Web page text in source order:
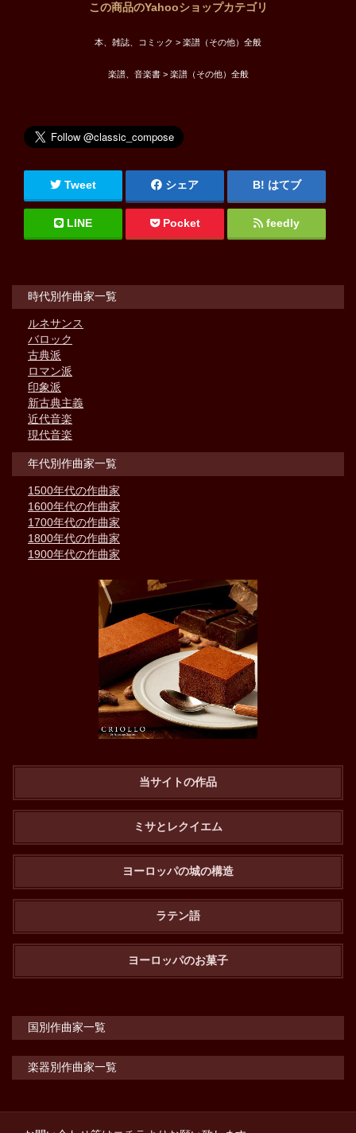
この商品のYahooショップカテゴリ
本、雑誌、コミック > 楽譜（その他）全般
楽譜、音楽書 > 楽譜（その他）全般
Tweet シェア はてブ
LINE Pocket feedly
時代別作曲家一覧
ルネサンス
バロック
古典派
ロマン派
印象派
新古典主義
近代音楽
現代音楽
年代別作曲家一覧
1500年代の作曲家
1600年代の作曲家
1700年代の作曲家
1800年代の作曲家
1900年代の作曲家
当サイトの作品
ミサとレクイエム
ヨーロッパの城の構造
ラテン語
ヨーロッパのお菓子
国別作曲家一覧
楽器別作曲家一覧